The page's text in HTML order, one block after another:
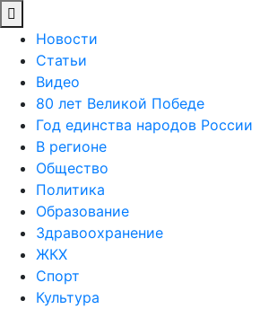
Новости
Статьи
Видео
80 лет Великой Победе
Год единства народов России
В регионе
Общество
Политика
Образование
Здравоохранение
ЖКХ
Спорт
Культура